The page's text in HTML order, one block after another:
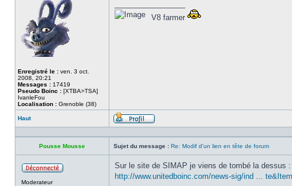
Enregistré le : ven. 3 oct.
2008, 20:21
Messages : 17419
Pseudo Boinc : [XTBA>TSA]
IvanleFou
Localisation : Grenoble (38)
V8 farmer
Haut
Profil
Pousse Mousse Sujet du message : Re: Modif d'un lien en tête de forum
Moderateur
Sur le site de SIMAP je viens de tombé la dessus :
http://www.unitedboinc.com/news-sig/ind ...